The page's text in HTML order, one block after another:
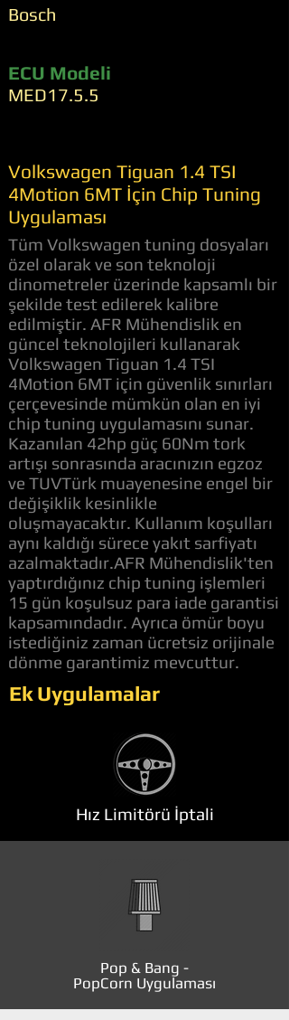
Bosch
ECU Modeli
MED17.5.5
Volkswagen Tiguan 1.4 TSI
4Motion 6MT İçin Chip Tuning
Uygulaması
Tüm Volkswagen tuning dosyaları
özel olarak ve son teknoloji
dinometreler üzerinde kapsamlı bir
şekilde test edilerek kalibre
edilmiştir. AFR Mühendislik en
güncel teknolojileri kullanarak
Volkswagen Tiguan 1.4 TSI
4Motion 6MT için güvenlik sınırları
çerçevesinde mümkün olan en iyi
chip tuning uygulamasını sunar.
Kazanılan 42hp güç 60Nm tork
artışı sonrasında aracınızın egzoz
ve TUVTürk muayenesine engel bir
değişiklik kesinlikle
oluşmayacaktır. Kullanım koşulları
aynı kaldığı sürece yakıt sarfiyatı
azalmaktadır.AFR Mühendislik'ten
yaptırdığınız chip tuning işlemleri
15 gün koşulsuz para iade garantisi
kapsamındadır. Ayrıca ömür boyu
istediğiniz zaman ücretsiz orijinale
dönme garantimiz mevcuttur.
Ek Uygulamalar
Hız Limitörü İptali
Pop & Bang -
PopCorn Uygulaması